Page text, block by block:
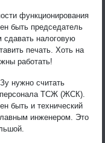
функционирования
быть председатель
сдавать налоговую
печать. Хоть на
работать!
нужно считать
персонала ТСЖ (ЖСК).
быть и технический
инженером. Это